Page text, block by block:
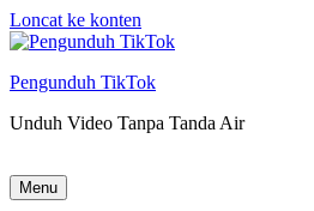
Loncat ke konten
Pengunduh TikTok
Unduh Video Tanpa Tanda Air
Pengunduh TikTok
Unduh Video Tanpa Tanda Air
Menu